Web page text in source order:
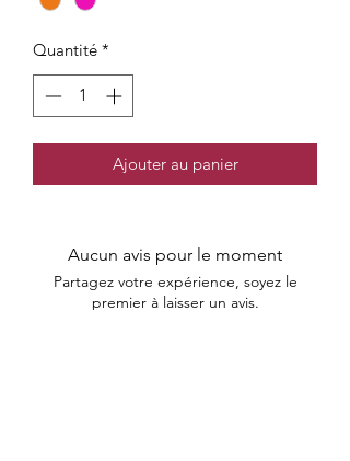
Quantité *
Ajouter au panier
Aucun avis pour le moment
Partagez votre expérience, soyez le
premier à laisser un avis.